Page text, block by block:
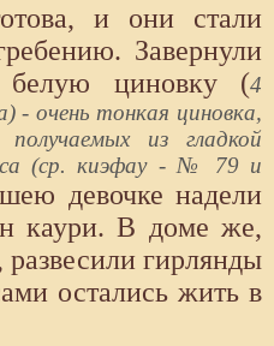
и они стали
Завернули
циновку (4
- очень тонкая циновка,
получаемых из гладкой
(ср. киэфау - № 79 и
девочке надели
каури. В доме же,
развесили гирлянды
остались жить в